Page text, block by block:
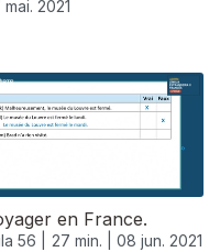
mai. 2021
en France.
56 | 27 min. | 08 jun. 2021